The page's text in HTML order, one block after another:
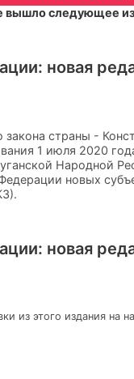
следующее
новая
страны -
1 июля 2020
Народной
новых
новая
из этого издания на